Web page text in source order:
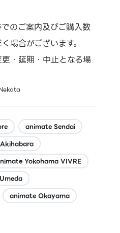
のご案内及びご購入数
場合がございます。
・延期・中止となる場
animate Sendai
Yokohama VIVRE
animate Okayama